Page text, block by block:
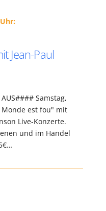
Jean-Paul
AUS#### Samstag,
Monde est fou" mit
Live-Konzerte.
und im Handel